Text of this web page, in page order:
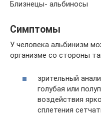
Близнецы- альбиносы
Симптомы
У человека альбинизм
организме со стороны
зрительный
голубая или
воздействия
сплетения